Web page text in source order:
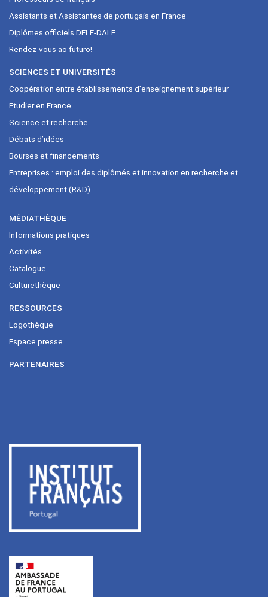
Assistants et Assistantes de portugais en France
Diplômes officiels DELF-DALF
Rendez-vous ao futuro!
SCIENCES ET UNIVERSITÉS
Coopération entre établissements d’enseignement supérieur
Etudier en France
Science et recherche
Débats d’idées
Bourses et financements
Entreprises : emploi des diplômés et innovation en recherche et
développement (R&D)
MÉDIATHÈQUE
Informations pratiques
Activités
Catalogue
Culturethèque
RESSOURCES
Logothèque
Espace presse
PARTENAIRES